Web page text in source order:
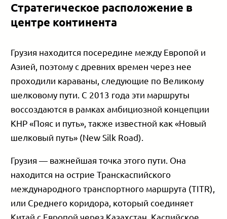
Стратегическое расположение в
центре континента
Грузия находится посередине между Европой и
Азией, поэтому с древних времен через нее
проходили караваны, следующие по Великому
шелковому пути. С 2013 года эти маршруты
воссоздаются в рамках амбициозной концепции
КНР «Пояс и путь», также известной как «Новый
шелковый путь» (New Silk Road).
Грузия — важнейшая точка этого пути. Она
находится на острие Транскаспийского
международного транспортного маршрута (TITR),
или Среднего коридора, который соединяет
Китай с Европой через Казахстан, Каспийское